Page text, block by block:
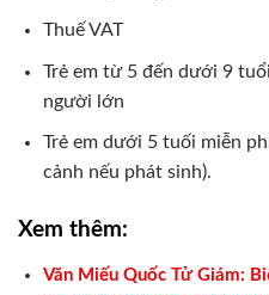
Thuế VAT
Trẻ em từ 5 đến dưới 9
người lớn
Trẻ em dưới 5 tuối miễn
cảnh nếu phát sinh).
Xem thêm:
Văn Miếu Quốc Tử Giám: